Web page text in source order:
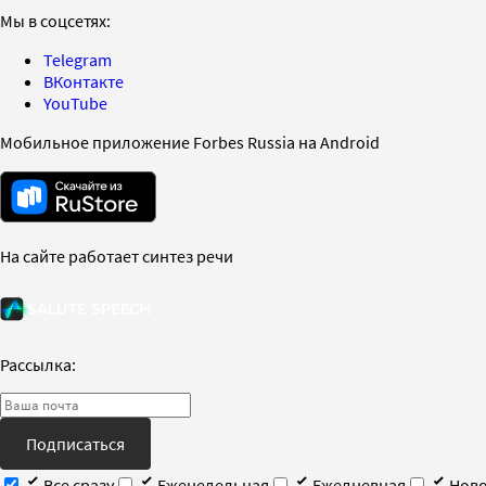
Мы в соцсетях:
Telegram
ВКонтакте
YouTube
Мобильное приложение Forbes Russia на Android
На сайте работает синтез речи
Рассылка:
Подписаться